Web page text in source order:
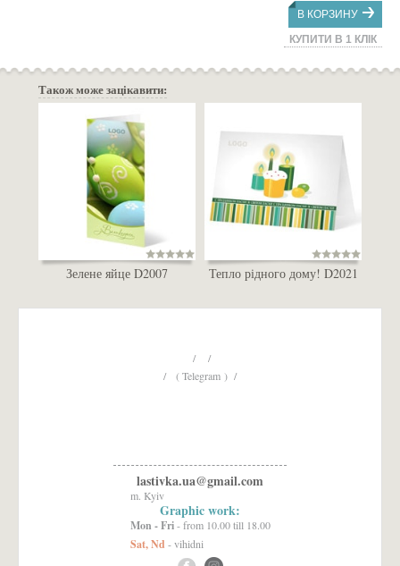
В КОРЗИНУ
КУПИТИ В 1 КЛІК
Також може зацікавити:
Зелене яйце D2007 Тепло рідного дому! D2021
/ /
/ ( Telegram ) /
lastivka.ua@gmail.com
m. Kyiv
Graphic work:
Mon - Fri- from 10.00 till 18.00
Sat, Nd - vihidni